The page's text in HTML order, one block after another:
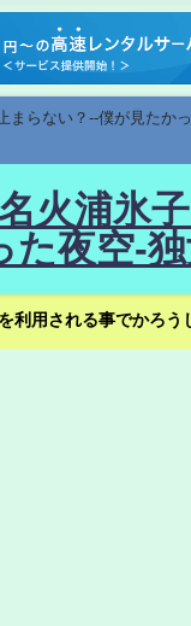
らない？--僕が見た
火浦氷
夜空-
用される事でかろ